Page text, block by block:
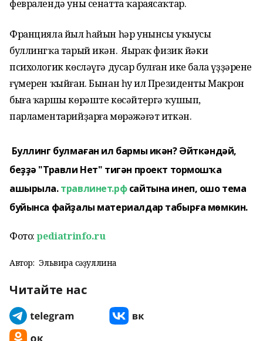
февралендә уны сенатта ҡараясаҡтар.
Францияла йыл һайын һәр унынсы уҡыусы
буллингҡа тарый икән. Яңыраҡ физик йәки
психологик көсләүгә дусар булған ике бала үҙҙәренең
ғүмерен ҡыйған. Бынан һуң илПрезиденты Макрон
быға ҡаршы көрәште көсәйтергә ҡушып,
парламентарийҙарға мөрәжәғәт иткән.
Буллинг булмаған ил бармы икән? Әйткәндәй,
беҙҙә "Травли Нет" тигән проект тормошҡа
ашырыла.травлинет.рфсайтына инеп, ошо тема
буйынса файҙалы материалдар табырға мөмкин.
Фото:pediatrinfo.ru
Автор: Эльвира Әсәҙуллина
Читайте нас